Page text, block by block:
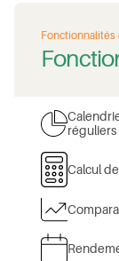
Fonctionnalités
réguliers
Calcul